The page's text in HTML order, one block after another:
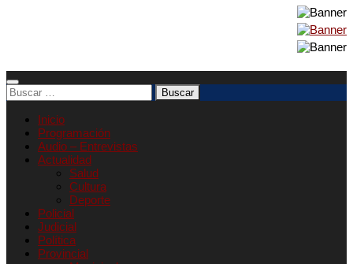
Buscar:
Inicio
Programación
Audio – Entrevistas
Actualidad
Salud
Cultura
Deporte
Policial
Judicial
Política
Provincial